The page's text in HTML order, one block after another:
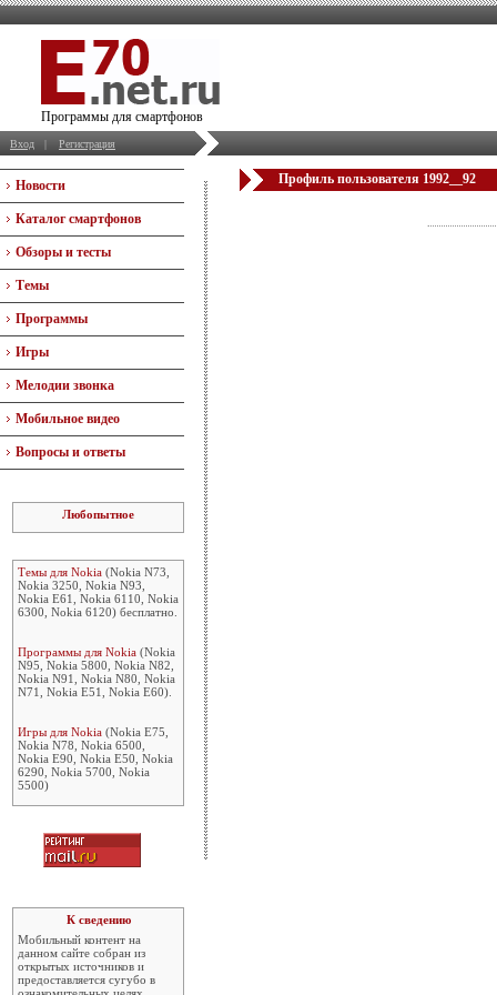
Программы для смартфонов
Вход | Регистрация
Новости
Каталог смартфонов
Обзоры и тесты
Темы
Программы
Игры
Мелодии звонка
Мобильное видео
Вопросы и ответы
Любопытное
Темы для Nokia (Nokia N73,
Nokia 3250, Nokia N93,
Nokia E61, Nokia 6110, Nokia
6300, Nokia 6120) бесплатно.
Программы для Nokia (Nokia
N95, Nokia 5800, Nokia N82,
Nokia N91, Nokia N80, Nokia
N71, Nokia E51, Nokia E60).
Игры для Nokia (Nokia E75,
Nokia N78, Nokia 6500,
Nokia E90, Nokia E50, Nokia
6290, Nokia 5700, Nokia
5500)
К сведению
Мобильный контент на
данном сайте собран из
открытых источников и
предоставляется сугубо в
Профиль пользователя 1992__92